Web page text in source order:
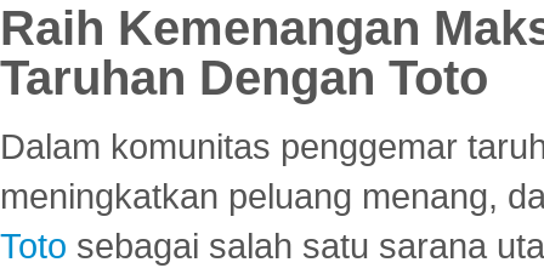
Raih Kemenangan
Taruhan Dengan Toto
Dalam komunitas penggemar
meningkatkan peluang menang,
Toto sebagai salah satu sarana